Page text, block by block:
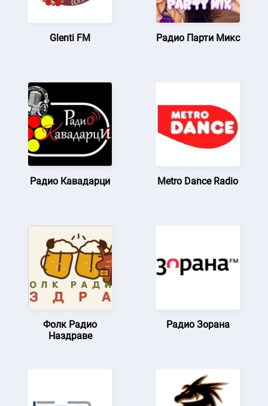
Glenti FM Радио Парти Микс
Радио Кавадарци Metro Dance Radio
Фолк Радио
Наздраве
Радио Зорана